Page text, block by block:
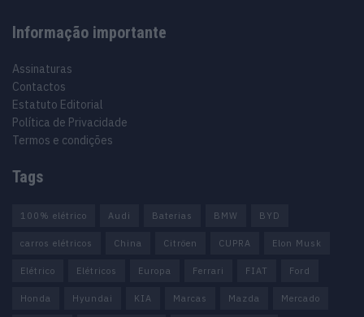
Informação importante
Assinaturas
Contactos
Estatuto Editorial
Política de Privacidade
Termos e condições
Tags
100% elétrico Audi Baterias BMW BYD
carros elétricos China Citröen CUPRA Elon Musk
Elétrico Elétricos Europa Ferrari FIAT Ford
Honda Hyundai KIA Marcas Mazda Mercado